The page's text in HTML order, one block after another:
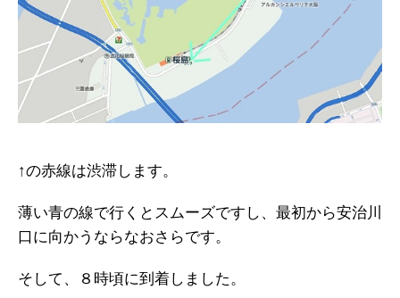
↑の赤線は渋滞します。
薄い青の線で行くとスムーズですし、最初から安治川
口に向かうならなおさらです。
そして、８時頃に到着しました。